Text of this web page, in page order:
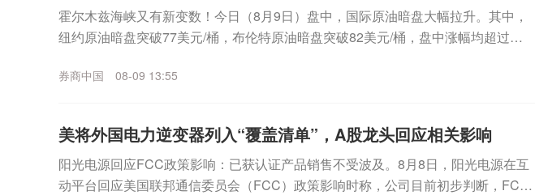
霍尔木兹海峡又有新变数！今日（8月9日）盘中，国际原油暗盘大幅拉升。其中，
纽约原油暗盘突破77美元/桶，布伦特原油暗盘突破82美元/桶，盘中涨幅均超过
券商中国 08-09 13:55
美将外国电力逆变器列入“覆盖清单”，A股龙头回应相关影响
阳光电源回应FCC政策影响：已获认证产品销售不受波及。8月8日，阳光电源在互
动平台回应美国联邦通信委员会（FCC）政策影响时称，公司目前初步判断，FCC